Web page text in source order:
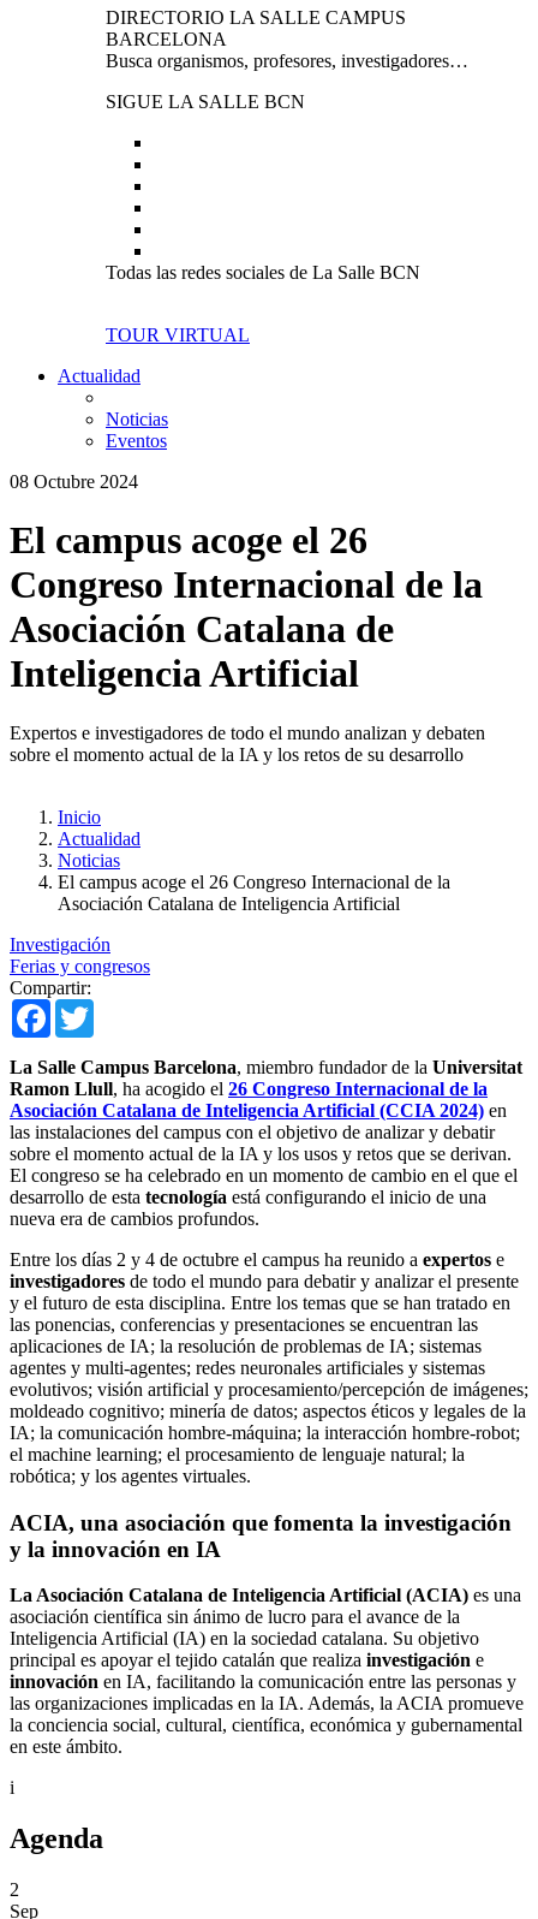
DIRECTORIO LA SALLE CAMPUS
BARCELONA
Busca organismos, profesores, investigadores…
SIGUE LA SALLE BCN
Todas las redes sociales de La Salle BCN
TOUR VIRTUAL
Actualidad
Noticias
Eventos
08 Octubre 2024
El campus acoge el 26
Congreso Internacional de la
Asociación Catalana de
Inteligencia Artificial
Expertos e investigadores de todo el mundo analizan y debaten
sobre el momento actual de la IA y los retos de su desarrollo
Inicio
Actualidad
Noticias
El campus acoge el 26 Congreso Internacional de la
Asociación Catalana de Inteligencia Artificial
Investigación
Ferias y congresos
Compartir:
Facebook
La Salle Campus Barcelona, ​​miembro fundador de la Universitat
Ramon Llull, ha acogido el 26 Congreso Internacional de la
Asociación Catalana de Inteligencia Artificial (CCIA 2024) en
las instalaciones del campus con el objetivo de analizar y debatir
sobre el momento actual de la IA y los usos y retos que se derivan.
El congreso se ha celebrado en un momento de cambio en el que el
desarrollo de esta tecnología está configurando el inicio de una
nueva era de cambios profundos.
Entre los días 2 y 4 de octubre el campus ha reunido a expertos e
investigadores de todo el mundo para debatir y analizar el presente
y el futuro de esta disciplina. Entre los temas que se han tratado en
las ponencias, conferencias y presentaciones se encuentran las
aplicaciones de IA; la resolución de problemas de IA; sistemas
agentes y multi-agentes; redes neuronales artificiales y sistemas
evolutivos; visión artificial y procesamiento/percepción de imágenes;
moldeado cognitivo; minería de datos; aspectos éticos y legales de la
IA; la comunicación hombre-máquina; la interacción hombre-robot;
el machine learning; el procesamiento de lenguaje natural; la
robótica; y los agentes virtuales.
ACIA, una asociación que fomenta la investigación
y la innovación en IA
La Asociación Catalana de Inteligencia Artificial (ACIA) es una
asociación científica sin ánimo de lucro para el avance de la
Inteligencia Artificial (IA) en la sociedad catalana. Su objetivo
principal es apoyar el tejido catalán que realiza investigación e
innovación en IA, facilitando la comunicación entre las personas y
las organizaciones implicadas en la IA. Además, la ACIA promueve
la conciencia social, cultural, científica, económica y gubernamental
en este ámbito.
i
Agenda
2
Sep